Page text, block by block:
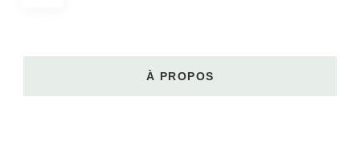
À PROPOS